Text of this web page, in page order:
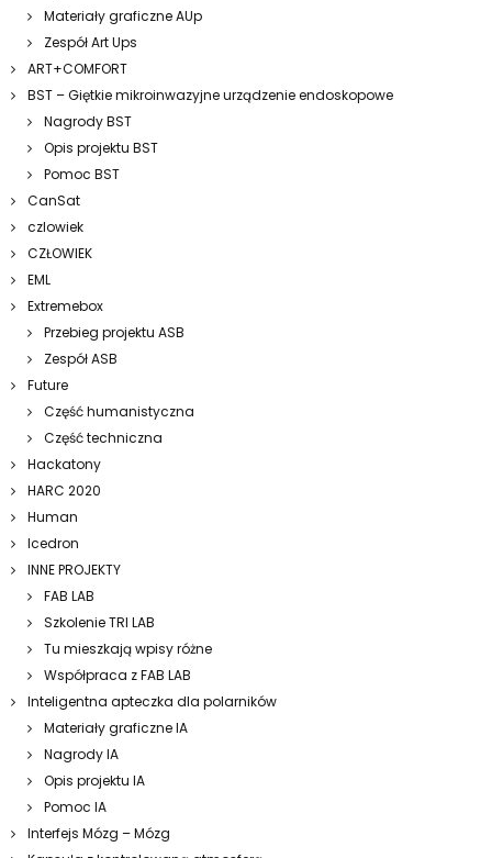
Materiały graficzne AUp
Zespół Art Ups
ART+COMFORT
BST – Giętkie mikroinwazyjne urządzenie endoskopowe
Nagrody BST
Opis projektu BST
Pomoc BST
CanSat
czlowiek
CZŁOWIEK
EML
Extremebox
Przebieg projektu ASB
Zespół ASB
Future
Część humanistyczna
Część techniczna
Hackatony
HARC 2020
Human
Icedron
INNE PROJEKTY
FAB LAB
Szkolenie TRI LAB
Tu mieszkają wpisy różne
Współpraca z FAB LAB
Inteligentna apteczka dla polarników
Materiały graficzne IA
Nagrody IA
Opis projektu IA
Pomoc IA
Interfejs Mózg – Mózg